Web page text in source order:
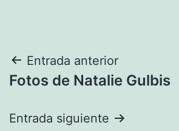
Navegación
de
entradas
Entrada anterior
Fotos de Natalie Gulbis
Entrada siguiente